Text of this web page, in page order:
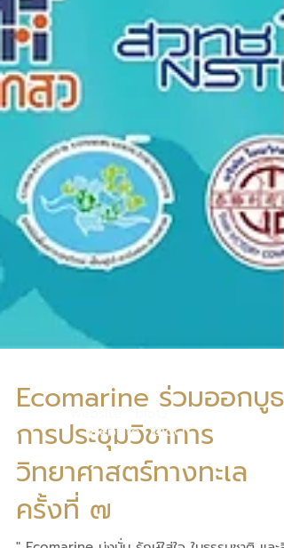
Ecomarine ร่วมออกบูธ
การประชุมวิชาการ
วิทยาศาสตร์ทางทะเล
Website : bioQ